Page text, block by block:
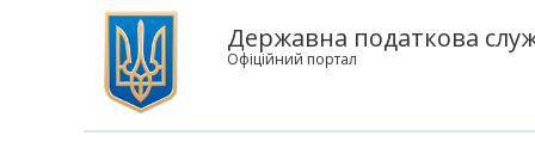
Державна податкова
Офіційний портал